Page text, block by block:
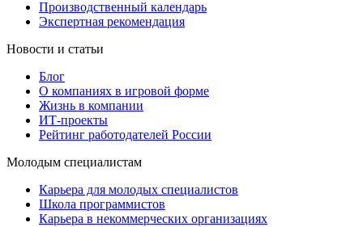
Производственный календарь
Экспертная рекомендация
Новости и статьи
Блог
О компаниях в игровой форме
Жизнь в компании
ИТ-проекты
Рейтинг работодателей России
Молодым специалистам
Карьера для молодых специалистов
Школа программистов
Карьера в некоммерческих организациях